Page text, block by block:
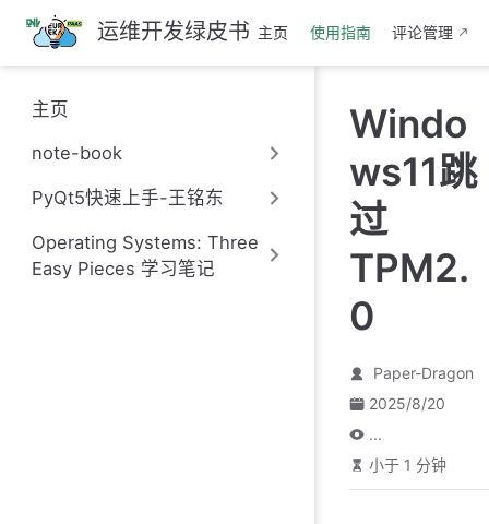
跳
至
主
要
內
运维开发绿皮书 主页 使用指南 评论管理
主页
note-book
PyQt5快速上手-王铭东
Operating Systems: Three
Easy Pieces 学习笔记
Windo
ws11跳
过
TPM2.
0
Paper-Dragon
2025/8/20
...
小于 1 分钟